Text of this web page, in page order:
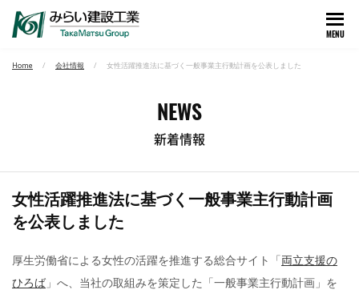
MENU
Home 会社情報 女性活躍推進法に基づく一般事業主行動計画を公表しました
NEWS
新着情報
女性活躍推進法に基づく一般事業主行動計画
を公表しました
厚生労働省による女性の活躍を推進する総合サイト「 両立支援の
ひろば 」へ、当社の取組みを策定した「一般事業主行動計画」を